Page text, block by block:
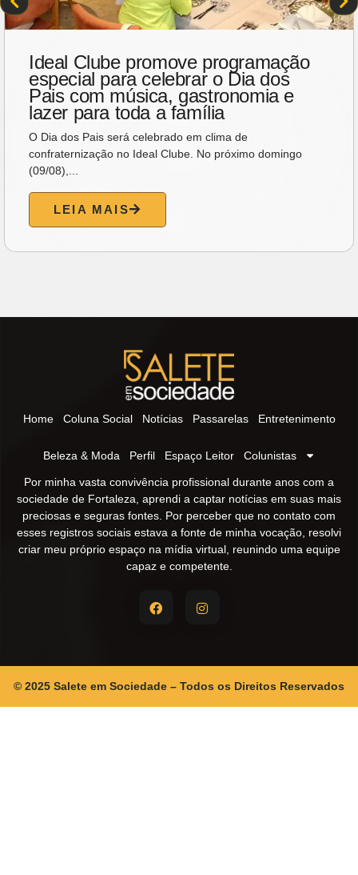
Ideal Clube promove programação
especial para celebrar o Dia dos
Pais com música, gastronomia e
lazer para toda a família
O Dia dos Pais será celebrado em clima de
confraternização no Ideal Clube. No próximo domingo
(09/08),...
LEIA MAIS
Home Coluna Social Notícias Passarelas Entretenimento
Beleza & Moda Perfil Espaço Leitor Colunistas
Por minha vasta convivência profissional durante anos com a
sociedade de Fortaleza, aprendi a captar notícias em suas mais
preciosas e seguras fontes. Por perceber que no contato com
esses registros sociais estava a fonte de minha vocação, resolvi
criar meu próprio espaço na mídia virtual, reunindo uma equipe
capaz e competente.
© 2025 Salete em Sociedade – Todos os Direitos Reservados